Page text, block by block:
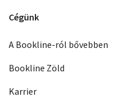
Cégünk
A Bookline-ról bővebben
Bookline Zöld
Karrier